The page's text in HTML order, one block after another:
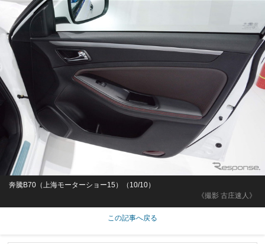
《撮影 古庄速人》
奔騰B70（上海モーターショー15）（10/10）
この記事へ戻る